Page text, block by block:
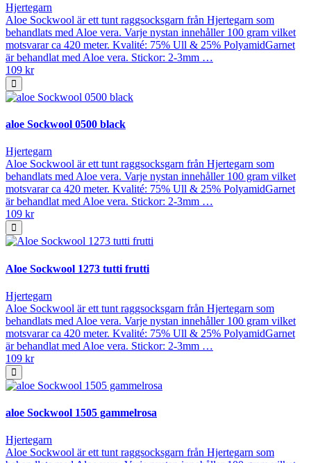
Hjertegarn
Aloe Sockwool är ett tunt raggsocksgarn från Hjertegarn som
behandlats med Aloe vera. Varje nystan innehåller 100 gram vilket
motsvarar ca 420 meter. Kvalité: 75% Ull & 25% PolyamidGarnet
är behandlat med Aloe vera. Stickor: 2-3mm …
109 kr
aloe Sockwool 0500 black
Hjertegarn
Aloe Sockwool är ett tunt raggsocksgarn från Hjertegarn som
behandlats med Aloe vera. Varje nystan innehåller 100 gram vilket
motsvarar ca 420 meter. Kvalité: 75% Ull & 25% PolyamidGarnet
är behandlat med Aloe vera. Stickor: 2-3mm …
109 kr
Aloe Sockwool 1273 tutti frutti
Hjertegarn
Aloe Sockwool är ett tunt raggsocksgarn från Hjertegarn som
behandlats med Aloe vera. Varje nystan innehåller 100 gram vilket
motsvarar ca 420 meter. Kvalité: 75% Ull & 25% PolyamidGarnet
är behandlat med Aloe vera. Stickor: 2-3mm …
109 kr
aloe Sockwool 1505 gammelrosa
Hjertegarn
Aloe Sockwool är ett tunt raggsocksgarn från Hjertegarn som